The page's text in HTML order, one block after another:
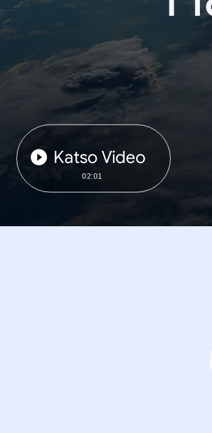
Katso Video
02:01